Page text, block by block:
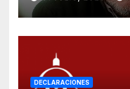
DECLARACIONES